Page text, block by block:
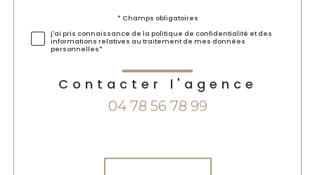
* Champs obligatoires
j'ai pris connaissance de la politique de confidentialité et des
informations relatives au traitement de mes données
personnelles*
Contacter l'agence
04 78 56 78 99